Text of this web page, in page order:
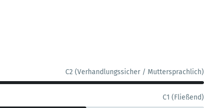
C2 (Verhandlungssicher / Muttersprachlich)
C1 (Fließend)